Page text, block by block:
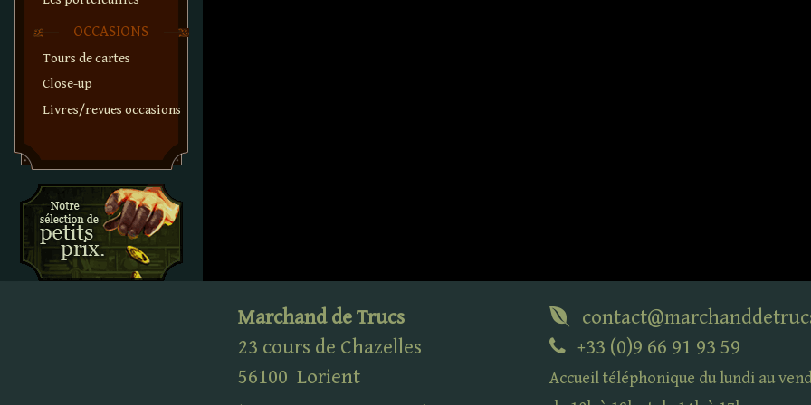
OCCASIONS
Tours de cartes
Close-up
Livres/revues occasions
Marchand de Trucs
23 cours de Chazelles
56100 Lorient
+33 (0)9 66 91 93 59
Accueil téléphonique du lundi au